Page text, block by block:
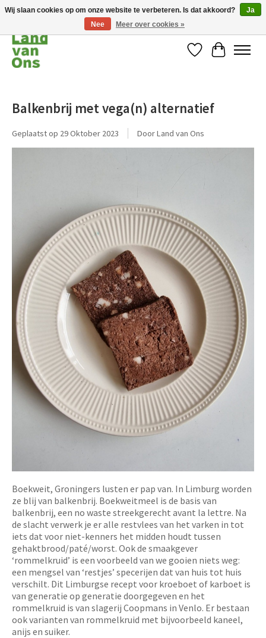
Verlanglijst
Balkenbrij met vega(n) alternatief
Geplaatst op 29 Oktober 2023 Door Land van Ons
Boekweit, Groningers lusten er pap van. In Limburg worden
ze blij van balkenbrij. Boekweitmeel is de basis van
balkenbrij, een no waste streekgerecht avant la lettre. Na
de slacht verwerk je er alle restvlees van het varken in tot
iets dat voor niet-kenners het midden houdt tussen
gehaktbrood/paté/worst. Ook de smaakgever
‘rommelkruid’ is een voorbeeld van we gooien niets weg:
een mengsel van ‘restjes’ specerijen dat van huis tot huis
verschilt. Dit Limburgse recept voor kroeboet of karboet is
van generatie op generatie doorgegeven en het
rommelkruid is van slagerij Coopmans in Venlo. Er bestaan
ook varianten van rommelkruid met bijvoorbeeld kaneel,
anijs en suiker.
Wij slaan cookies op om onze website te verbeteren. Is dat akkoord?
Ja
Nee
Meer over cookies »